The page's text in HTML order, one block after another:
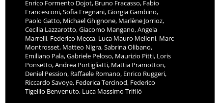
Enrico Formento Dojot, Bruno Fracasso, Fabio
Francesconi, Sofia Fregnani, Giorgia Gambino,
Paolo Gatto, Michael Ghignone, Marlène Jorrioz,
Cecilia Lazzarotto, Giacomo Mangano, Angela
Marrelli, Federico Mecca, Luca Mauro Melloni, Marc
Montrosset, Matteo Nigra, Sabrina Olibano,
Emiliano Pala, Gabriele Peloso, Maurizio Pitti, Loris
Ponsetto, Andrea Portigliatti, Mattia Pramotton,
Deniel Pession, Raffaele Romano, Enrico Ruggeri,
Riccardo Savoye, Federica Tercinod, Federico
Tigellio Benvenuto, Luca Massimo Trifilò